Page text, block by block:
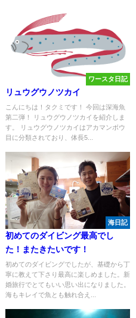
ワースタ日記
リュウグウノツカイ
こんにちは！タクミです！ 今回は深海魚
第二弾！ リュウグウノツカイを紹介しま
す。 リュウグウノツカイはアカマンボウ
目に分類されており、体長5...
海日記
初めてのダイビング最高でし
た！またきたいです！
初めてのダイビングでしたが、基礎から丁
寧に教えて下さり最高に楽しめました。新
婚旅行でとてもいい思い出になりました。
海もキレイで魚とも触れ合え...